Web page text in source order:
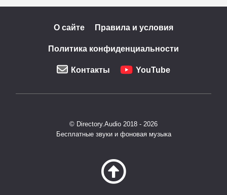
О сайте Правила и условия
Политика конфиденциальности
Контакты YouTube
© Directory.Audio 2018 - 2026
Бесплатные звуки и фоновая музыка